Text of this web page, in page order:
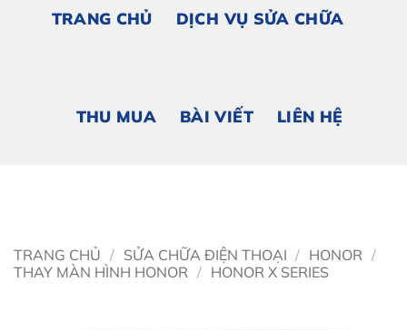
TRANG CHỦ DỊCH VỤ SỬA CHỮA
THU MUA BÀI VIẾT LIÊN HỆ
TRANG CHỦ / SỬA CHỮA ĐIỆN THOẠI / HONOR /
THAY MÀN HÌNH HONOR / HONOR X SERIES